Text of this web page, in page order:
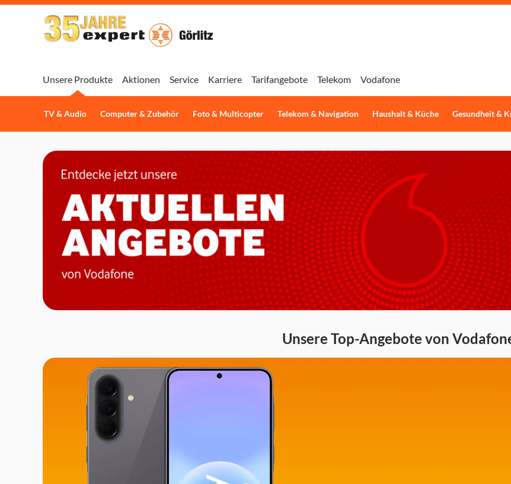
Unsere Produkte
TV & Audio Computer & Zubehör Foto & Multicopter Telekom & Navigation Haushalt & Küche Gesundheit &
Aktionen Service Karriere Tarifangebote Telekom Vodafone
Unsere Top-Angebote von